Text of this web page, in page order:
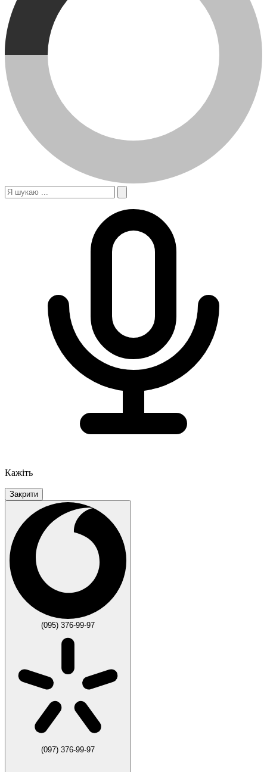
Кажіть
Закрити
(095) 376-99-97
(097) 376-99-97